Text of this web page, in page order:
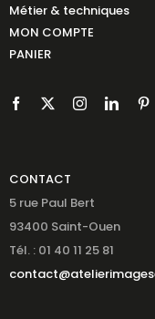
Métier & techniques
MON COMPTE
PANIER
CONTACT
5 rue Paul Bert
93400 Saint-Ouen
Tél. : 01 40 11 25 81